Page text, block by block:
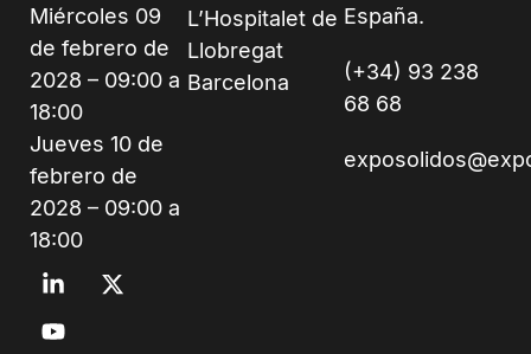
Miércoles 09
de febrero de
2028 – 09:00 a
18:00
Jueves 10 de
febrero de
2028 – 09:00 a
18:00
L’Hospitalet de
Llobregat
Barcelona
España.
(+34) 93 238
68 68